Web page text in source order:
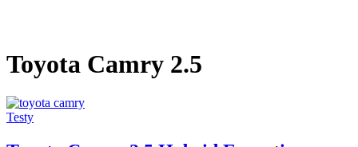
Toyota Camry 2.5
Testy